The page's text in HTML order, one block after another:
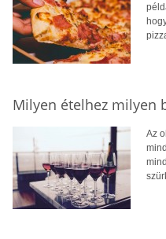
Milyen ételhez milyen
Az